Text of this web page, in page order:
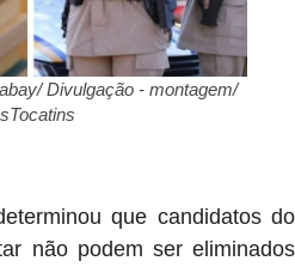
Divulgação - montagem/
que candidatos do
não podem ser eliminados